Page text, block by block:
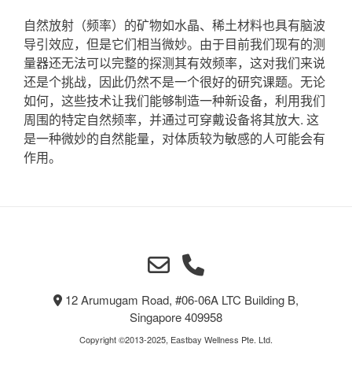
自然放射（频率）的矿物如水晶、稀土材料也具有脑波
导引效应，但是它们相当微妙。由于目前我们现有的测
量器还无法可以完整的探测其有效频率，这对我们来说
还是个挑战，因此仍然不是一个很好的研究课题。无论
如何，这些技术让我们能够制造一种新设备，利用我们
周围的特定自然频率，并通过可穿戴设备将其放大. 这
是一种微妙的自然能量，对体质较为敏感的人可能会有
作用。
12 Arumugam Road, #06-06A LTC Building B,
Singapore 409958
Copyright ©2013-2025, Eastbay Wellness Pte. Ltd.